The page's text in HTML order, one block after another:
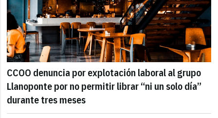
CCOO denuncia por explotación laboral al grupo
Llanoponte por no permitir librar “ni un solo día”
durante tres meses